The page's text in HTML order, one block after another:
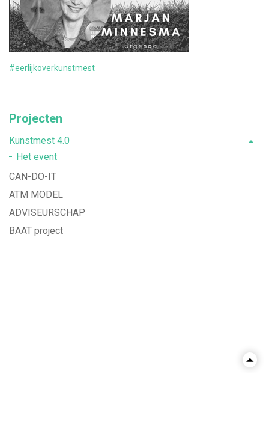
#eerlijkoverkunstmest
Projecten
Kunstmest 4.0
Het event
CAN-DO-IT
ATM MODEL
ADVISEURSCHAP
BAAT project